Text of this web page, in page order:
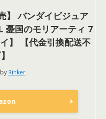
】 バンダイビジュア
国のモリアーティ 7
】 【代金引換配送不
Rinker